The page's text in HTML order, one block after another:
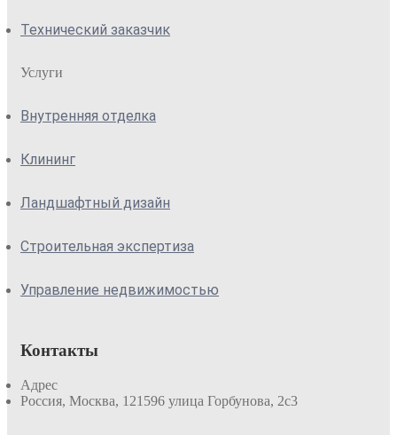
Технический заказчик
Услуги
Внутренняя отделка
Клининг
Ландшафтный дизайн
Строительная экспертиза
Управление недвижимостью
Контакты
Адрес
Россия, Москва, 121596 улица Горбунова, 2с3